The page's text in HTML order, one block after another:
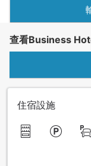
查看Business
住宿設施